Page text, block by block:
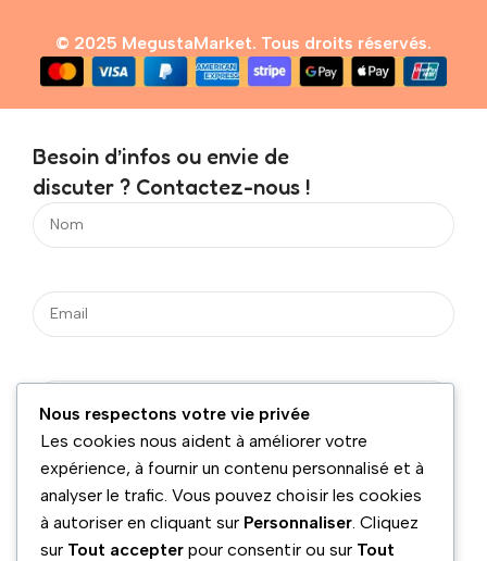
© 2025 MegustaMarket. Tous droits réservés.
Besoin d’infos ou envie de
discuter ? Contactez-nous !
Nous respectons votre vie privée
Les cookies nous aident à améliorer votre
expérience, à fournir un contenu personnalisé et à
analyser le trafic. Vous pouvez choisir les cookies
à autoriser en cliquant sur Personnaliser . Cliquez
sur Tout accepter pour consentir ou sur Tout